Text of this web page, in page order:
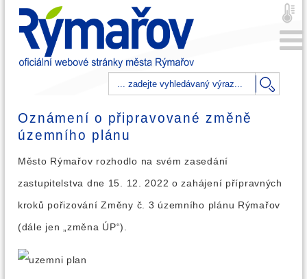
Oznámení o připravované změně
územního plánu
Město Rýmařov rozhodlo na svém zasedání
zastupitelstva dne 15. 12. 2022 o zahájení přípravných
kroků pořizování Změny č. 3 územního plánu Rýmařov
(dále jen „změna ÚP“).